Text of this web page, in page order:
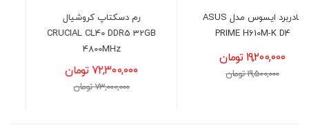
رم دسکتاپ کروشیال
CRUCIAL CL40 DDR5 32GB
72,300,000 تومان
پاور 600 وات دیپ کول مدل
DEEPCOOL PF600X
13,200,000 تومان